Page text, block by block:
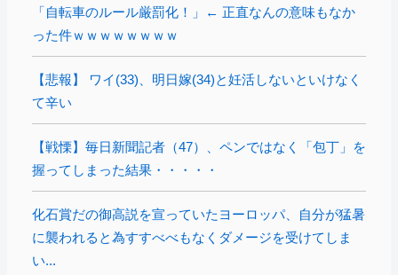
「自転車のルール厳罰化！」← 正直なんの意味もなか
った件ｗｗｗｗｗｗｗｗ
【悲報】 ワイ(33)、明日嫁(34)と妊活しないといけなく
て辛い
【戦慄】毎日新聞記者（47）、ペンではなく「包丁」を
握ってしまった結果・・・・・
化石賞だの御高説を宣っていたヨーロッパ、自分が猛暑
に襲われると為すすべべもなくダメージを受けてしま
い...